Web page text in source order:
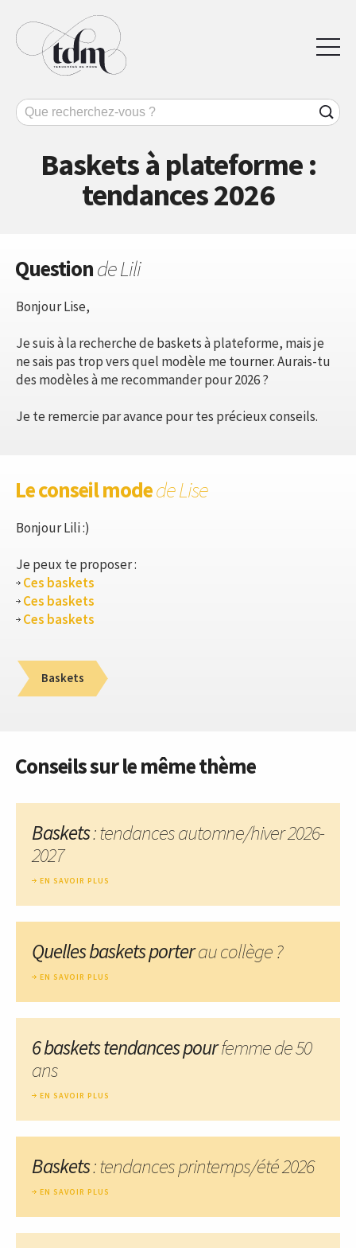
Baskets à plateforme :
tendances 2026
Questionde Lili
Bonjour Lise,
Je suis à la recherche de baskets à plateforme, mais je
ne sais pas trop vers quel modèle me tourner. Aurais-tu
des modèles à me recommander pour 2026 ?
Je te remercie par avance pour tes précieux conseils.
Le conseil modede Lise
Bonjour Lili :)
Je peux te proposer :
Ces baskets
Ces baskets
Ces baskets
Baskets
Conseils sur le même thème
Baskets: tendances automne/hiver 2026-
2027
EN SAVOIR PLUS
Quelles baskets porterau collège ?
EN SAVOIR PLUS
6 baskets tendances pourfemme de 50
ans
EN SAVOIR PLUS
Baskets: tendances printemps/été 2026
EN SAVOIR PLUS